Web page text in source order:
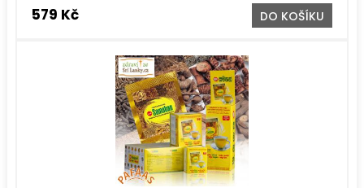
579 Kč DO KOŠÍKU